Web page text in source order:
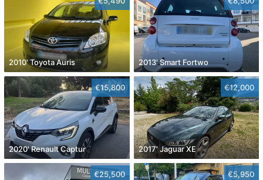
2010' Toyota Auris 2013' Smart Fortwo
€15,800
2020' Renault Captur
€12,000
2017' Jaguar XE
€25,500 €5,950